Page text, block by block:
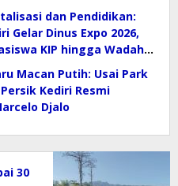
dan Pendidikan:
Gelar Dinus Expo 2026,
KIP hingga Wadah
Macan Putih: Usai Park
Kediri Resmi
Djalo
30